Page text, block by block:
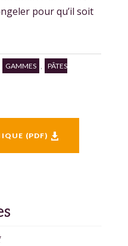
pour qu’il soit
(PDF) 
GAMMES ,
PÂTES